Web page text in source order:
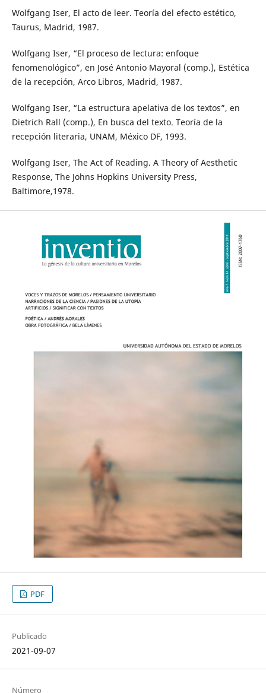
Wolfgang Iser, El acto de leer. Teoría del efecto estético,
Taurus, Madrid, 1987.
Wolfgang Iser, “El proceso de lectura: enfoque
fenomenológico”, en José Antonio Mayoral (comp.), Estética
de la recepción, Arco Libros, Madrid, 1987.
Wolfgang Iser, “La estructura apelativa de los textos”, en
Dietrich Rall (comp.), En busca del texto. Teoría de la
recepción literaria, UNAM, México DF, 1993.
Wolfgang Iser, The Act of Reading. A Theory of Aesthetic
Response, The Johns Hopkins University Press,
Baltimore,1978.
PDF
Publicado
2021-09-07
Número